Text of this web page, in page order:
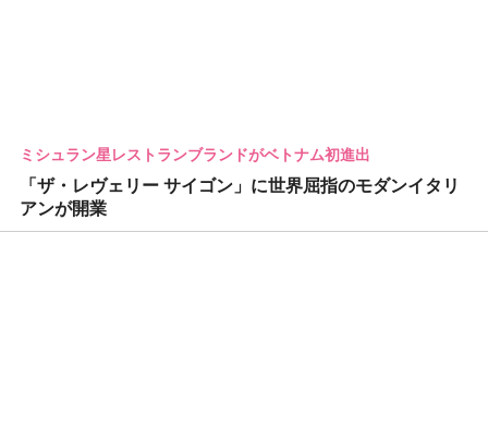
ミシュラン星レストランブランドがベトナム初進出
「ザ・レヴェリー サイゴン」に世界屈指のモダンイタリ
アンが開業